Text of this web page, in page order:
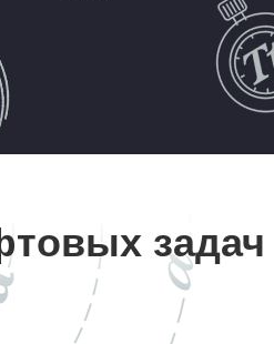
задач